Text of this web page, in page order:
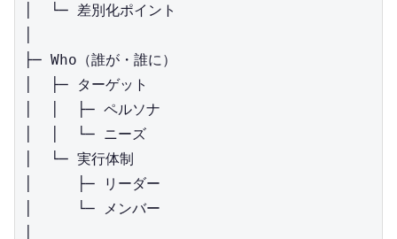
│  └─ 差別化ポイント
├─ Who（誰が・誰に）
│  ├─ ターゲット
│  │  ├─ ペルソナ
│  │  └─ ニーズ
│  └─ 実行体制
│     ├─ リーダー
│     └─ メンバー